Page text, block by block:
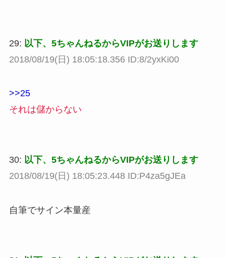
29: 以下、5ちゃんねるからVIPがお送りします
2018/08/19(日) 18:05:18.356 ID:8/2yxKi00
>>25
それは儲からない
30: 以下、5ちゃんねるからVIPがお送りします
2018/08/19(日) 18:05:23.448 ID:P4za5gJEa
自筆でサイン本量産